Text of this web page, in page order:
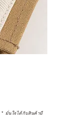
* มั่นใจได้กับสินค้ามี